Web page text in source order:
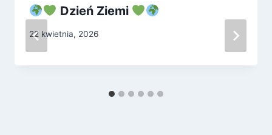
Dzień Ziemi
22 kwietnia, 2026